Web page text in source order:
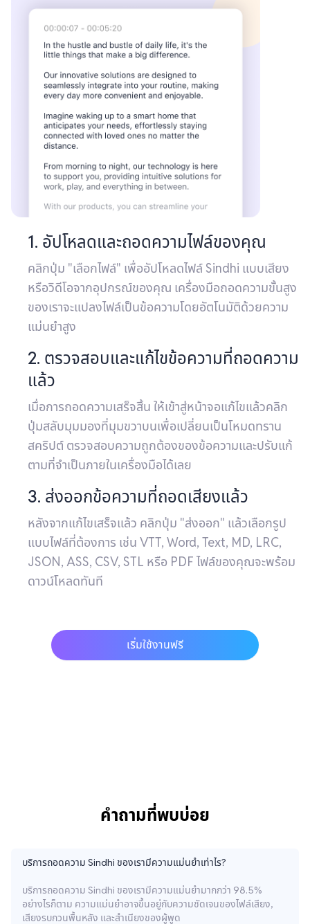
1. อัปโหลดและถอดความไฟล์ของคุณ
คลิกปุ่ม "เลือกไฟล์" เพื่ออัปโหลดไฟล์ Sindhi แบบเสียง
หรือวิดีโอจากอุปกรณ์ของคุณ เครื่องมือถอดความขั้นสูง
ของเราจะแปลงไฟล์เป็นข้อความโดยอัตโนมัติด้วยความ
แม่นยำสูง
2. ตรวจสอบและแก้ไขข้อความที่ถอดความ
แล้ว
เมื่อการถอดความเสร็จสิ้น ให้เข้าสู่หน้าจอแก้ไขแล้วคลิก
ปุ่มสลับมุมมองที่มุมขวาบนเพื่อเปลี่ยนเป็นโหมดทราน
สคริปต์ ตรวจสอบความถูกต้องของข้อความและปรับแก้
ตามที่จำเป็นภายในเครื่องมือได้เลย
3. ส่งออกข้อความที่ถอดเสียงแล้ว
หลังจากแก้ไขเสร็จแล้ว คลิกปุ่ม "ส่งออก" แล้วเลือกรูป
แบบไฟล์ที่ต้องการ เช่น VTT, Word, Text, MD, LRC,
JSON, ASS, CSV, STL หรือ PDF ไฟล์ของคุณจะพร้อม
ดาวน์โหลดทันที
เริ่มใช้งานฟรี
คำถามที่พบบ่อย
บริการถอดความ Sindhi ของเรามีความแม่นยำเท่าไร?
บริการถอดความ Sindhi ของเรามีความแม่นยำมากกว่า 98.5%
อย่างไรก็ตาม ความแม่นยำอาจขึ้นอยู่กับความชัดเจนของไฟล์เสียง,
เสียงรบกวนพื้นหลัง และสำเนียงของผู้พูด